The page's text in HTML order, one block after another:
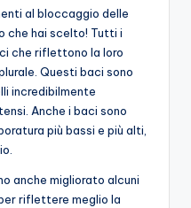
al bloccaggio delle
che hai scelto! Tutti i
che riflettono la loro
Questi baci sono
incredibilmente
Anche i baci sono
più bassi e più alti,
anche migliorato alcuni
riflettere meglio la